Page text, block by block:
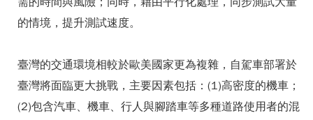
的情境，提升測試速度。
臺灣的交通環境相較於歐美國家更為複雜，自駕車部署於
臺灣將面臨更大挑戰，主要因素包括：(1)高密度的機車；
(2)包含汽車、機車、行人與腳踏車等多種道路使用者的混